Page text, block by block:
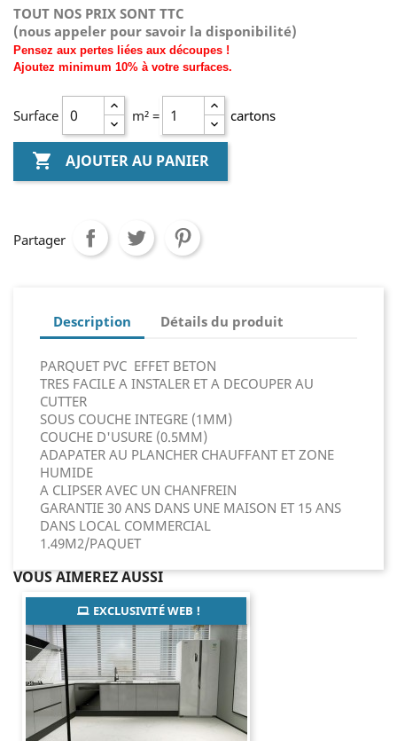
TOUT NOS PRIX SONT TTC
(nous appeler pour savoir la disponibilité)
Pensez aux pertes liées aux découpes !
Ajoutez minimum 10% à votre surfaces.
Surface m² = cartons
 AJOUTER AU PANIER
Partager
Description Détails du produit
PARQUET PVC EFFET BETON
TRES FACILE A INSTALER ET A DECOUPER AU
CUTTER
SOUS COUCHE INTEGRE (1MM)
COUCHE D'USURE (0.5MM)
ADAPATER AU PLANCHER CHAUFFANT ET ZONE
HUMIDE
A CLIPSER AVEC UN CHANFREIN
GARANTIE 30 ANS DANS UNE MAISON ET 15 ANS
DANS LOCAL COMMERCIAL
1.49M2/PAQUET
VOUS AIMEREZ AUSSI
EXCLUSIVITÉ WEB !